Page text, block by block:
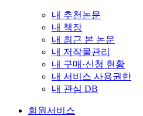
내 추천논문
내 책장
내 최근 본 논문
내 저작물관리
내 구매·신청 현황
내 서비스 사용권한
내 관심 DB
회원서비스